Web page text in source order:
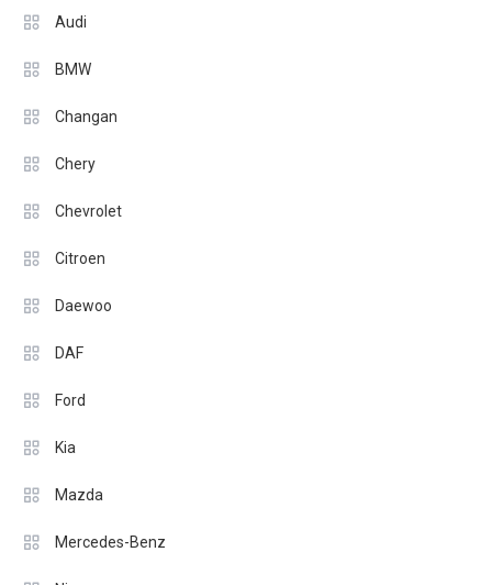
Audi
BMW
Changan
Chery
Chevrolet
Citroen
Daewoo
DAF
Ford
Kia
Mazda
Mercedes-Benz